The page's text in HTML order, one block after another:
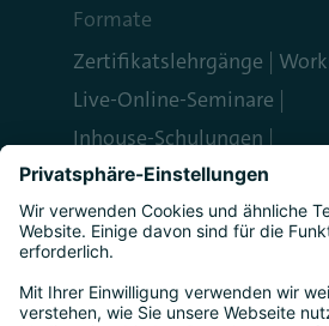
Formate
Zertifikatslehrgänge
Live-Online-Seminare
Inhouse-Schulungen
Bitkom Management Club
Service
Cookie-Einstellungen